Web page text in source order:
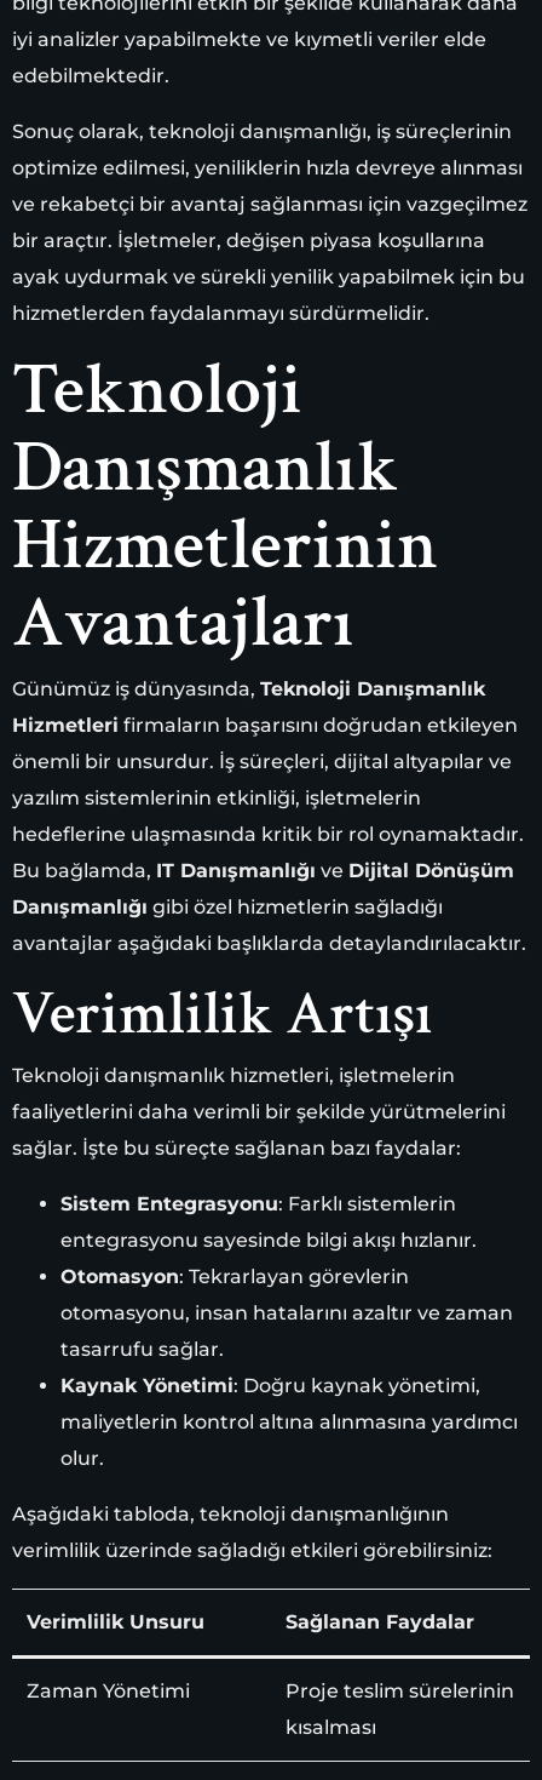
iyi analizler yapabilmekte ve kıymetli veriler elde
edebilmektedir.
Sonuç olarak, teknoloji danışmanlığı, iş süreçlerinin
optimize edilmesi, yeniliklerin hızla devreye alınması
ve rekabetçi bir avantaj sağlanması için vazgeçilmez
bir araçtır. İşletmeler, değişen piyasa koşullarına
ayak uydurmak ve sürekli yenilik yapabilmek için bu
hizmetlerden faydalanmayı sürdürmelidir.
Teknoloji
Danışmanlık
Hizmetlerinin
Avantajları
Günümüz iş dünyasında, Teknoloji Danışmanlık
Hizmetleri firmaların başarısını doğrudan etkileyen
önemli bir unsurdur. İş süreçleri, dijital altyapılar ve
yazılım sistemlerinin etkinliği, işletmelerin
hedeflerine ulaşmasında kritik bir rol oynamaktadır.
Bu bağlamda, IT Danışmanlığı ve Dijital Dönüşüm
Danışmanlığı gibi özel hizmetlerin sağladığı
avantajlar aşağıdaki başlıklarda detaylandırılacaktır.
Verimlilik Artışı
Teknoloji danışmanlık hizmetleri, işletmelerin
faaliyetlerini daha verimli bir şekilde yürütmelerini
sağlar. İşte bu süreçte sağlanan bazı faydalar:
Sistem Entegrasyonu: Farklı sistemlerin
entegrasyonu sayesinde bilgi akışı hızlanır.
Otomasyon: Tekrarlayan görevlerin
otomasyonu, insan hatalarını azaltır ve zaman
tasarrufu sağlar.
Kaynak Yönetimi: Doğru kaynak yönetimi,
maliyetlerin kontrol altına alınmasına yardımcı
olur.
Aşağıdaki tabloda, teknoloji danışmanlığının
verimlilik üzerinde sağladığı etkileri görebilirsiniz:
Verimlilik Unsuru Sağlanan Faydalar
Zaman Yönetimi
Proje teslim sürelerinin
kısalması